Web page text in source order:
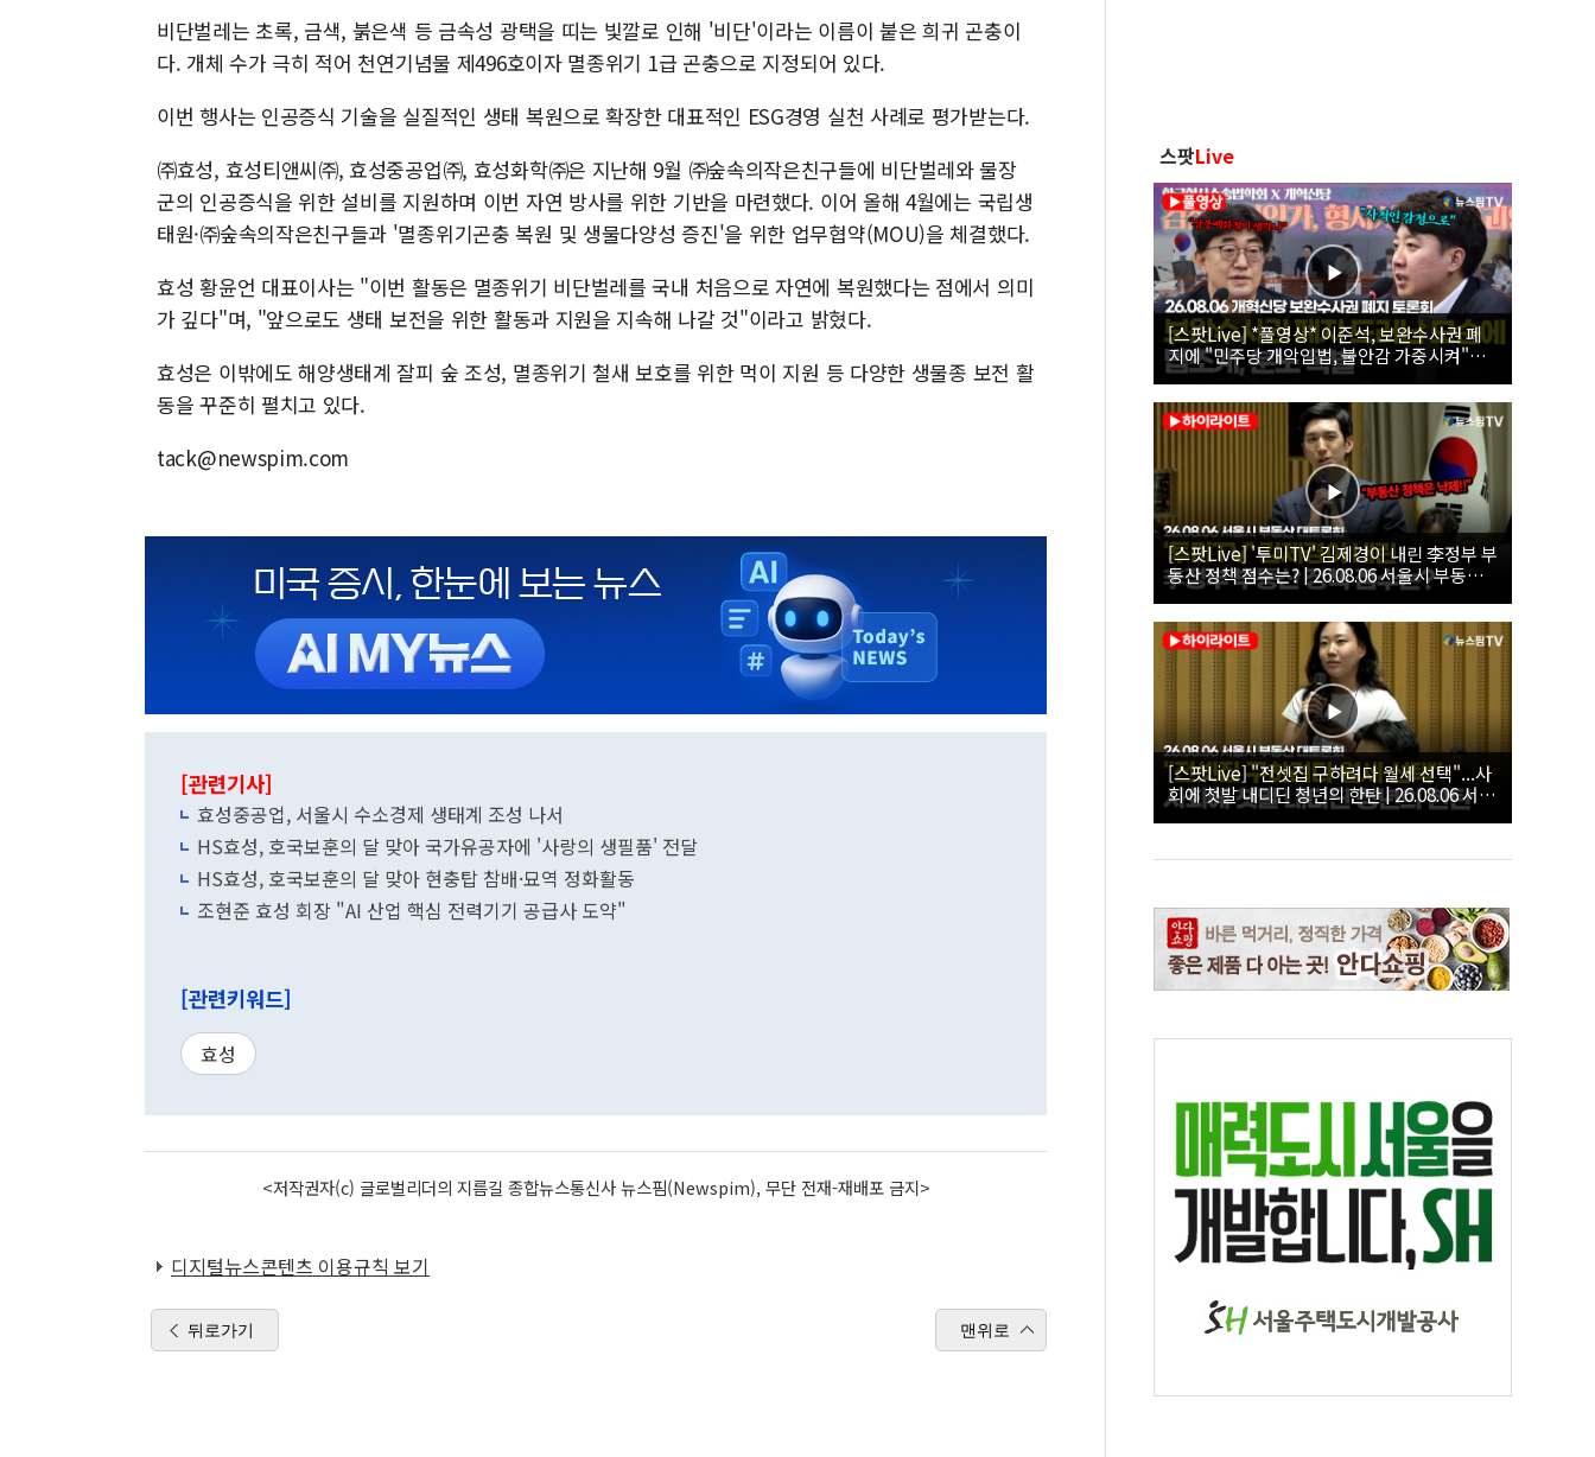
비단벌레는 초록, 금색, 붉은색 등 금속성 광택을 띠는 빛깔로 인해 '비단'이라는 이름이 붙은 희귀 곤충이
다. 개체 수가 극히 적어 천연기념물 제496호이자 멸종위기 1급 곤충으로 지정되어 있다.
이번 행사는 인공증식 기술을 실질적인 생태 복원으로 확장한 대표적인 ESG경영 실천 사례로 평가받는다.
㈜효성, 효성티앤씨㈜, 효성중공업㈜, 효성화학㈜은 지난해 9월 ㈜숲속의작은친구들에 비단벌레와 물장
군의 인공증식을 위한 설비를 지원하며 이번 자연 방사를 위한 기반을 마련했다. 이어 올해 4월에는 국립생
태원·㈜숲속의작은친구들과 '멸종위기곤충 복원 및 생물다양성 증진'을 위한 업무협약(MOU)을 체결했다.
효성 황윤언 대표이사는 "이번 활동은 멸종위기 비단벌레를 국내 처음으로 자연에 복원했다는 점에서 의미
가 깊다"며, "앞으로도 생태 보전을 위한 활동과 지원을 지속해 나갈 것"이라고 밝혔다.
효성은 이밖에도 해양생태계 잘피 숲 조성, 멸종위기 철새 보호를 위한 먹이 지원 등 다양한 생물종 보전 활
동을 꾸준히 펼치고 있다.
tack@newspim.com
[관련기사]
효성중공업, 서울시 수소경제 생태계 조성 나서
HS효성, 호국보훈의 달 맞아 국가유공자에 '사랑의 생필품' 전달
HS효성, 호국보훈의 달 맞아 현충탑 참배·묘역 정화활동
조현준 효성 회장 "AI 산업 핵심 전력기기 공급사 도약"
[관련키워드]
효성
<저작권자(c) 글로벌리더의 지름길 종합뉴스통신사 뉴스핌(Newspim), 무단 전재-재배포 금지>
디지털뉴스콘텐츠 이용규칙 보기
뒤로가기 맨위로
스팟Live
[스팟Live] *풀영상* 이준석, 보완수사권 폐
지에 "민주당 개악입법, 불안감 가중시켜"｜
26.08.06 개혁신당 보완수사권 폐지 토론회
[스팟Live] '투미TV' 김제경이 내린 李정부 부
동산 정책 점수는? | 26.08.06 서울시 부동산
대토론회
[스팟Live] "전셋집 구하려다 월세 선택"...사
회에 첫발 내디딘 청년의 한탄 | 26.08.06 서울
시 부동산 대토론회